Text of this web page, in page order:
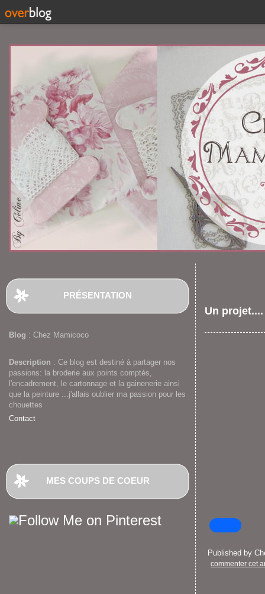
PRÉSENTATION
Blog : Chez Mamicoco
Description : Ce blog est destiné à partager nos
passions: la broderie aux points comptés,
l'encadrement, le cartonnage et la gainenerie ainsi
que la peinture ...j'allais oublier ma passion pour les
chouettes
Contact
MES COUPS DE COEUR
Un projet....
Published by
commenter cet